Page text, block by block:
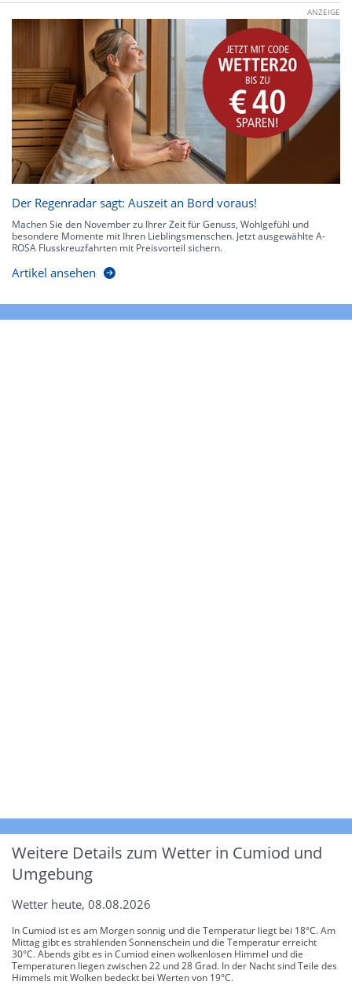
ANZEIGE
Der Regenradar sagt: Auszeit an Bord voraus!
Machen Sie den November zu Ihrer Zeit für Genuss, Wohlgefühl und
besondere Momente mit Ihren Lieblingsmenschen. Jetzt ausgewählte A-
ROSA Flusskreuzfahrten mit Preisvorteil sichern.
Artikel ansehen
Weitere Details zum Wetter in Cumiod und
Umgebung
Wetter heute, 08.08.2026
In Cumiod ist es am Morgen sonnig und die Temperatur liegt bei 18°C. Am
Mittag gibt es strahlenden Sonnenschein und die Temperatur erreicht
30°C. Abends gibt es in Cumiod einen wolkenlosen Himmel und die
Temperaturen liegen zwischen 22 und 28 Grad. In der Nacht sind Teile des
Himmels mit Wolken bedeckt bei Werten von 19°C.